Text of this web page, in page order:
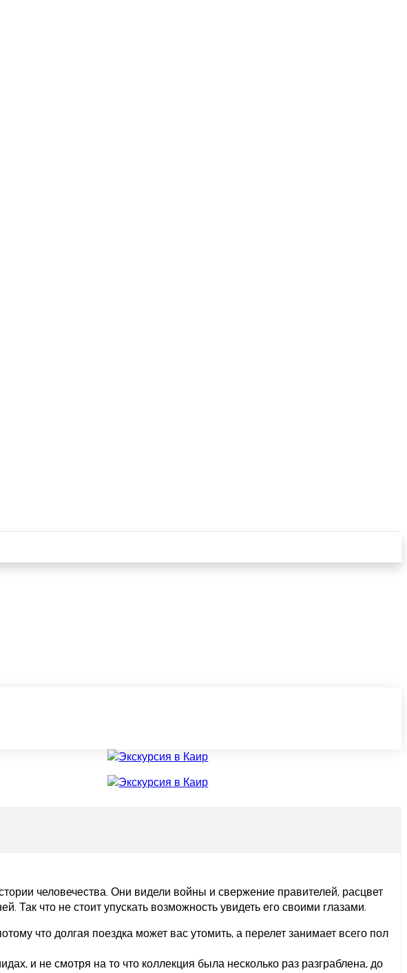
человечества. Они видели войны и свержение правителей, расцвет
Так что не стоит упускать возможность увидеть его своими глазами.
что долгая поездка может вас утомить, а перелет занимает всего пол
и не смотря на то что коллекция была несколько раз разграблена, до